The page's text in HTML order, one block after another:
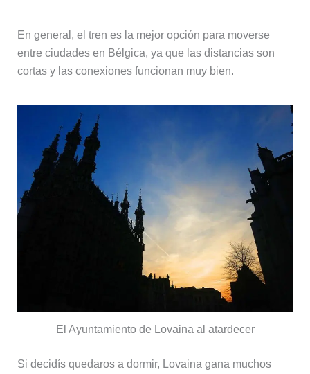
En general, el tren es la mejor opción para moverse
entre ciudades en Bélgica, ya que las distancias son
cortas y las conexiones funcionan muy bien.
El Ayuntamiento de Lovaina al atardecer
Si decidís quedaros a dormir, Lovaina gana muchos